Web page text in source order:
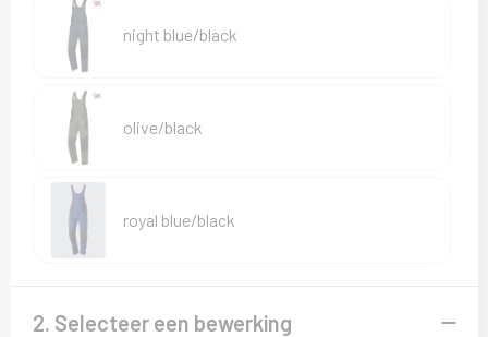
Vesten
night blue/black
olive/black
royal blue/black
2. Selecteer een bewerking